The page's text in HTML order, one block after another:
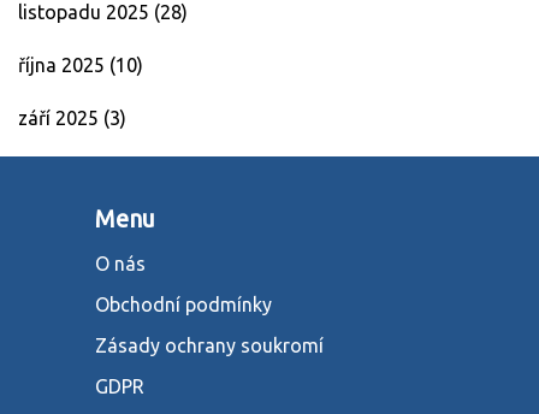
listopadu 2025 (28)
října 2025 (10)
září 2025 (3)
Menu
O nás
Obchodní podmínky
Zásady ochrany soukromí
GDPR